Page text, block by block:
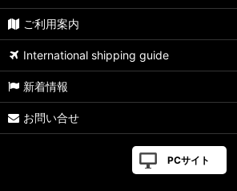
ご利用案内
International shipping guide
新着情報
お問い合せ
PCサイト